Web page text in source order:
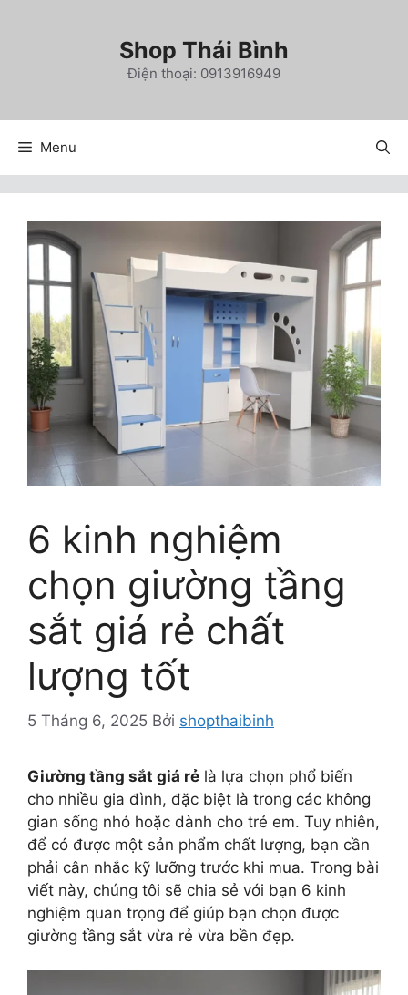
Shop Thái Bình
Điện thoại: 0913916949
Menu
6 kinh nghiệm
chọn giường tầng
sắt giá rẻ chất
lượng tốt
5 Tháng 6, 2025 Bởi shopthaibinh
Giường tầng sắt giá rẻ là lựa chọn phổ biến
cho nhiều gia đình, đặc biệt là trong các không
gian sống nhỏ hoặc dành cho trẻ em. Tuy nhiên,
để có được một sản phẩm chất lượng, bạn cần
phải cân nhắc kỹ lưỡng trước khi mua. Trong bài
viết này, chúng tôi sẽ chia sẻ với bạn 6 kinh
nghiệm quan trọng để giúp bạn chọn được
giường tầng sắt vừa rẻ vừa bền đẹp.